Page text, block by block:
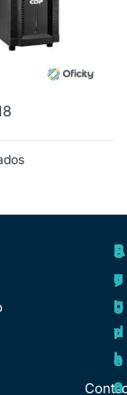
A
y
u
d
a
S
o
b
r
e
n
R
e
g
u
l
a
S
e
r
v
i
c